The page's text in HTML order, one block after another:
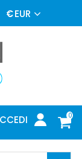
€EUR
0